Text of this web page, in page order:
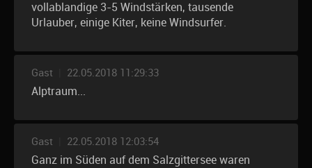
vollablandige 3-5 Windstärken, tausende
Urlauber, einige Kiter, keine Windsurfer.
Gast 22.05.2018 11:29:33
Alptraum...
Gast 22.05.2018 12:03:54
Ganz im Süden auf dem Salzgittersee waren